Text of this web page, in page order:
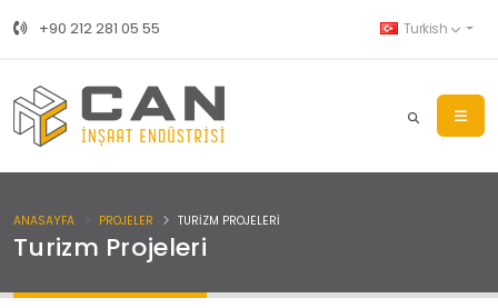
+90 212 281 05 55 Turkish
Turizm Projeleri
ANASAYFA PROJELER TURIZM PROJELERI